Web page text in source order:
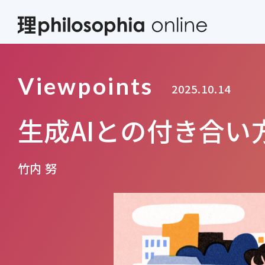
Viewpoints 2025.10.14
生成AIとの付き合い
竹内 努